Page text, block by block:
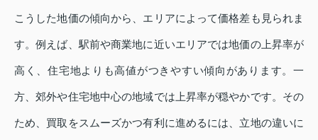
こうした地価の傾向から、エリアによって価格差も見られま
す。例えば、駅前や商業地に近いエリアでは地価の上昇率が
高く、住宅地よりも高値がつきやすい傾向があります。一
方、郊外や住宅地中心の地域では上昇率が穏やかです。その
ため、買取をスムーズかつ有利に進めるには、立地の違いに